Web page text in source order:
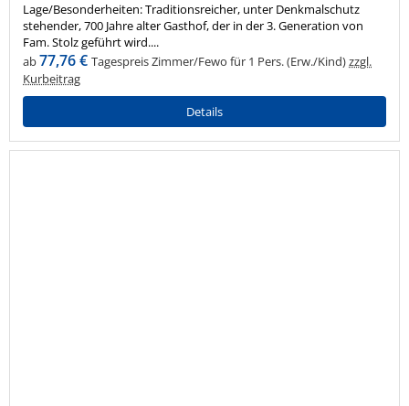
Lage/Besonderheiten: Traditionsreicher, unter Denkmalschutz
stehender, 700 Jahre alter Gasthof, der in der 3. Generation von
Fam. Stolz geführt wird....
ab77,76 € Tagespreis Zimmer/Fewo für 1 Pers. (Erw./Kind)zzgl.
Kurbeitrag
Details